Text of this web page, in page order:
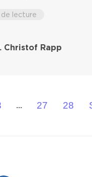
lecture
Christof Rapp
... 27 28